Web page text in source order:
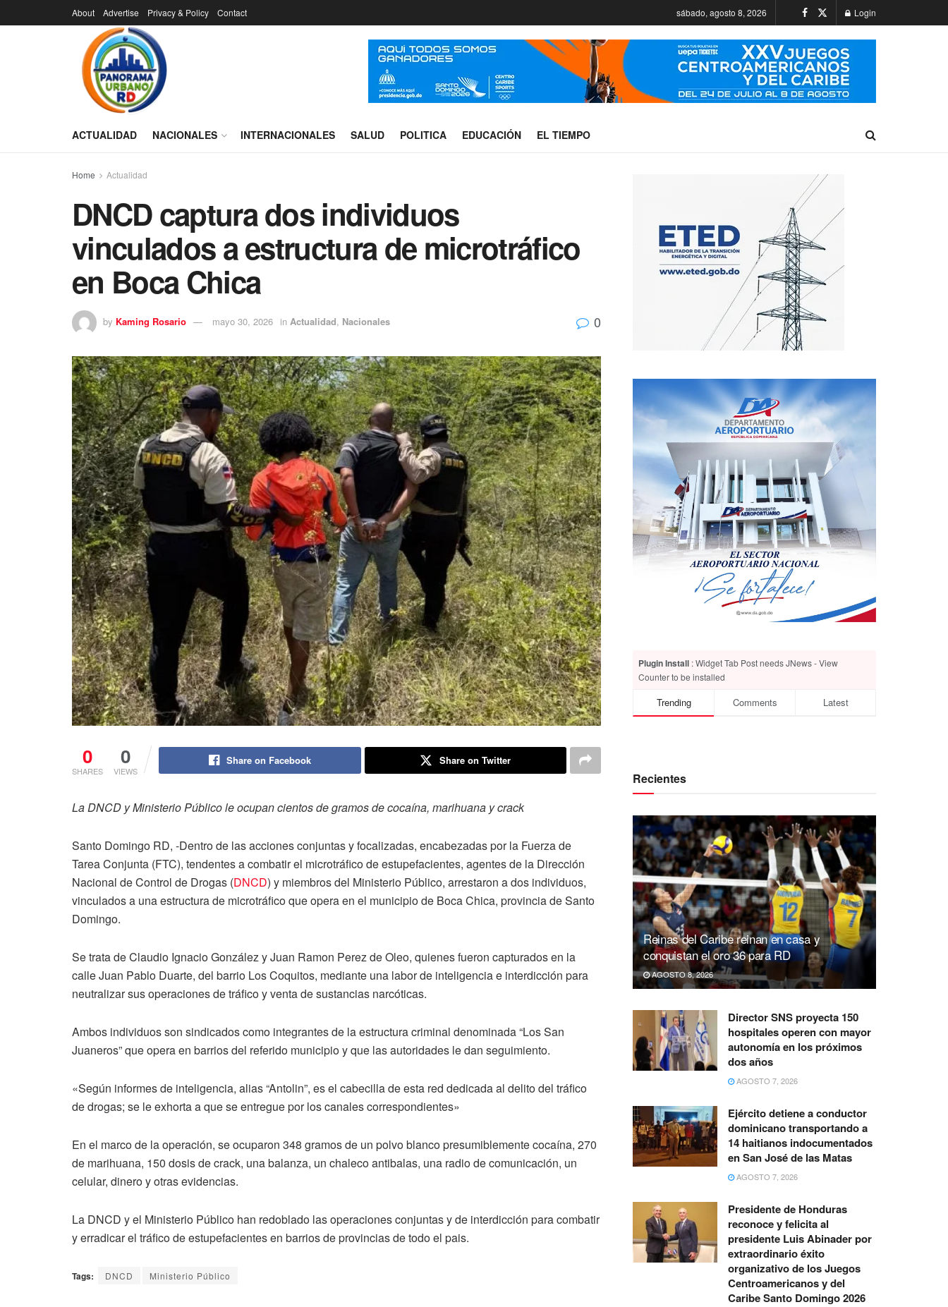
About Advertise Privacy & Policy Contact sábado, agosto 8, 2026 Login
ACTUALIDAD NACIONALES INTERNACIONALES SALUD POLITICA EDUCACIÓN EL TIEMPO
Home Actualidad
DNCD captura dos individuos
vinculados a estructura de microtráfico
en Boca Chica
by Kaming Rosario mayo 30, 2026 in Actualidad, Nacionales 0
0
SHARES
0
VIEWS
Share on Facebook Share on Twitter
La DNCD y Ministerio Público le ocupan cientos de gramos de cocaína, marihuana y crack
Santo Domingo RD, -Dentro de las acciones conjuntas y focalizadas, encabezadas por la Fuerza de
Tarea Conjunta (FTC), tendentes a combatir el microtráfico de estupefacientes, agentes de la Dirección
Nacional de Control de Drogas (DNCD) y miembros del Ministerio Público, arrestaron a dos individuos,
vinculados a una estructura de microtráfico que opera en el municipio de Boca Chica, provincia de Santo
Domingo.
Se trata de Claudio Ignacio González y Juan Ramon Perez de Oleo, quienes fueron capturados en la
calle Juan Pablo Duarte, del barrio Los Coquitos, mediante una labor de inteligencia e interdicción para
neutralizar sus operaciones de tráfico y venta de sustancias narcóticas.
Ambos individuos son sindicados como integrantes de la estructura criminal denominada “Los San
Juaneros” que opera en barrios del referido municipio y que las autoridades le dan seguimiento.
«Según informes de inteligencia, alias “Antolin”, es el cabecilla de esta red dedicada al delito del tráfico
de drogas; se le exhorta a que se entregue por los canales correspondientes»
En el marco de la operación, se ocuparon 348 gramos de un polvo blanco presumiblemente cocaína, 270
de marihuana, 150 dosis de crack, una balanza, un chaleco antibalas, una radio de comunicación, un
celular, dinero y otras evidencias.
La DNCD y el Ministerio Público han redoblado las operaciones conjuntas y de interdicción para combatir
y erradicar el tráfico de estupefacientes en barrios de provincias de todo el pais.
Tags: DNCD Ministerio Público
Plugin Install : Widget Tab Post needs JNews - View
Counter to be installed
Trending Comments Latest
Recientes
Reinas del Caribe reinan en casa y
conquistan el oro 36 para RD
AGOSTO 8, 2026
Director SNS proyecta 150
hospitales operen con mayor
autonomía en los próximos
dos años
AGOSTO 7, 2026
Ejército detiene a conductor
dominicano transportando a
14 haitianos indocumentados
en San José de las Matas
AGOSTO 7, 2026
Presidente de Honduras
reconoce y felicita al
presidente Luis Abinader por
extraordinario éxito
organizativo de los Juegos
Centroamericanos y del
Caribe Santo Domingo 2026